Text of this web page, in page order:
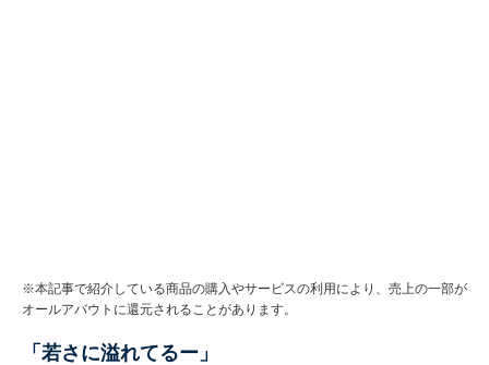
※本記事で紹介している商品の購入やサービスの利用により、売上の一部が
オールアバウトに還元されることがあります。
「若さに溢れてるー」